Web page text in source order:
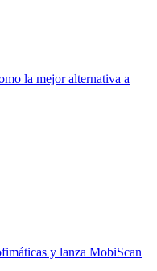
la mejor alternativa a
y lanza MobiScan